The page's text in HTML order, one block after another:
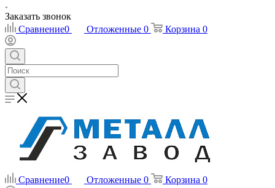
Заказать звонок
Сравнение0 Отложенные 0 Корзина 0
Сравнение0 Отложенные 0 Корзина 0